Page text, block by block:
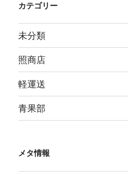
カテゴリー
未分類
照商店
軽運送
青果部
メタ情報